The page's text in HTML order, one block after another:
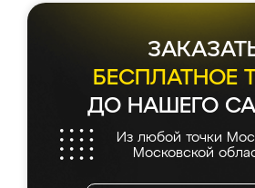
БЕСПЛАТНОЕ
ДО НАШЕГО
Из любой точки
Московской